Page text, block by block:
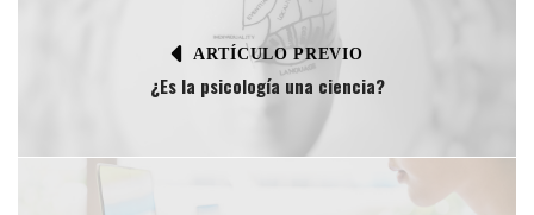
ARTÍCULO PREVIO
¿Es la psicología una ciencia?